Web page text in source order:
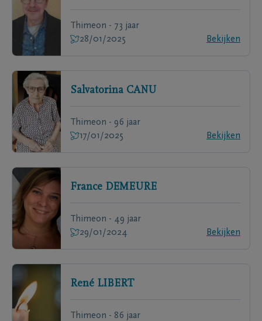
Thimeon - 73 jaar
28/01/2025
Bekijken
Salvatorina CANU
Thimeon - 96 jaar
17/01/2025
Bekijken
France DEMEURE
Thimeon - 49 jaar
29/01/2024
Bekijken
René LIBERT
Thimeon - 86 jaar